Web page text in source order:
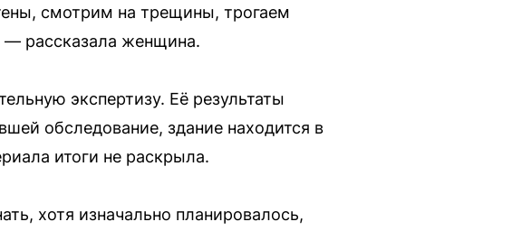
смотрим на трещины, трогаем
рассказала женщина.
экспертизу. Её результаты
обследование, здание находится в
итоги не раскрыла.
хотя изначально планировалось,